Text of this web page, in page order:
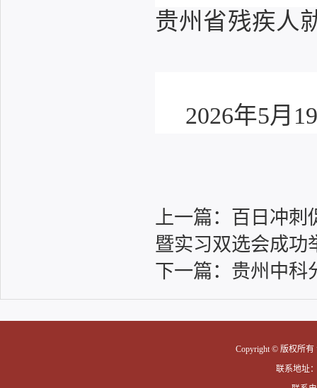
贵州省残疾人
2026年5月19
上一篇：
百日冲刺
暨实习双选会成功
下一篇： 贵州中科
Copyright © 版权所
联系地址